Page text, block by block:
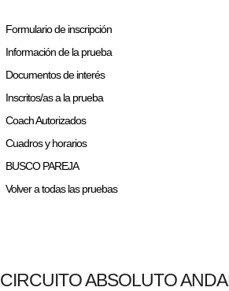
Formulario de inscripción
Información de la prueba
Documentos de interés
Inscritos/as a la prueba
Coach Autorizados
Cuadros y horarios
BUSCO PAREJA
Volver a todas las pruebas
CIRCUITO ABSOLUTO